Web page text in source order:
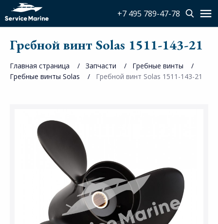
+7 495 789-47-78
Гребной винт Solas 1511-143-21
Главная страница Запчасти
Гребные винты
Гребные винты Solas
Гребной винт Solas 1511-143-21